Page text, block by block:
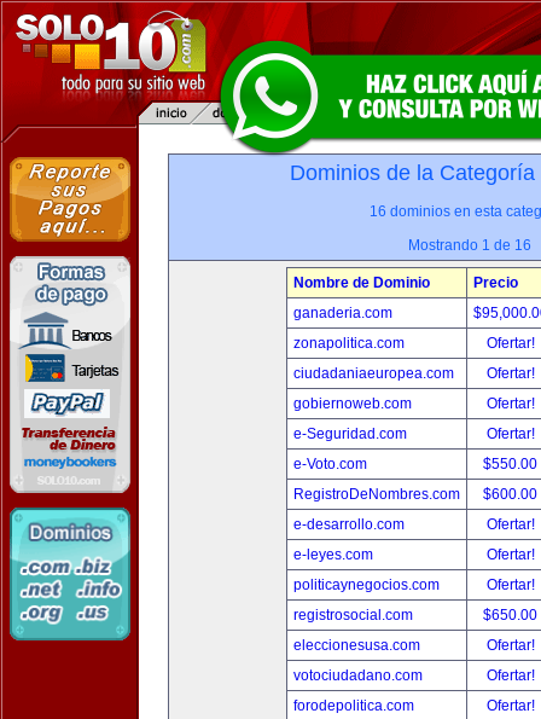
Dominios de la
16 dominios en esta
Mostrando 1 de 16
Nombre de Dominio
Precio
ganaderia.com
zonapolitica.com
Ofertar!
ciudadaniaeuropea.com
Ofertar!
gobiernoweb.com
Ofertar!
e-Seguridad.com
Ofertar!
e-Voto.com
$550.00
RegistroDeNombres.com
$600.00
e-desarrollo.com
Ofertar!
e-leyes.com
Ofertar!
politicaynegocios.com
Ofertar!
registrosocial.com
$650.00
eleccionesusa.com
Ofertar!
votociudadano.com
Ofertar!
forodepolitica.com
Ofertar!